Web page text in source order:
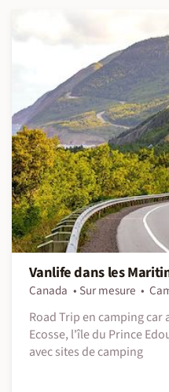
Vanlife dans les
Canada Sur mesure
Road Trip en camping car
Ecosse, l'île du Prince
avec sites de camping